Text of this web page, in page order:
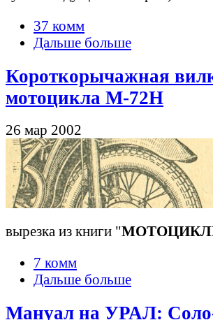
37 комм
Дальше больше
Короткорычажная
мотоцикла М-72Н
26 мар 2002
вырезка из книги "
7 комм
Дальше больше
Мануал на УРАЛ: